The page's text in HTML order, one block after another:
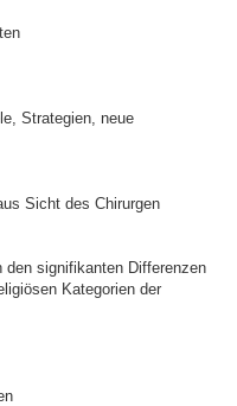
Strategien, neue
Sicht des Chirurgen
den signifikanten Differenzen
Kategorien der